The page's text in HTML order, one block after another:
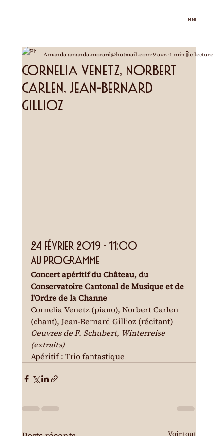
MENU
Cornelia Venetz, Norbert
Carlen, Jean-Bernard
Gillioz
Amanda amanda.morard@hotmail.com 9 avr. 1 min de lecture
24 février 2019 - 11:00
Au programme
Concert apéritif du Château, du
Conservatoire Cantonal de Musique et de
l'Ordre de la Channe
Cornelia Venetz (piano), Norbert Carlen
(chant), Jean-Bernard Gillioz (récitant)
Oeuvres de F. Schubert, Winterreise
(extraits)
Apéritif : Trio fantastique
Voir tout